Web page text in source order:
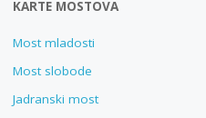
KARTE MOSTOVA
Most mladosti
Most slobode
Jadranski most